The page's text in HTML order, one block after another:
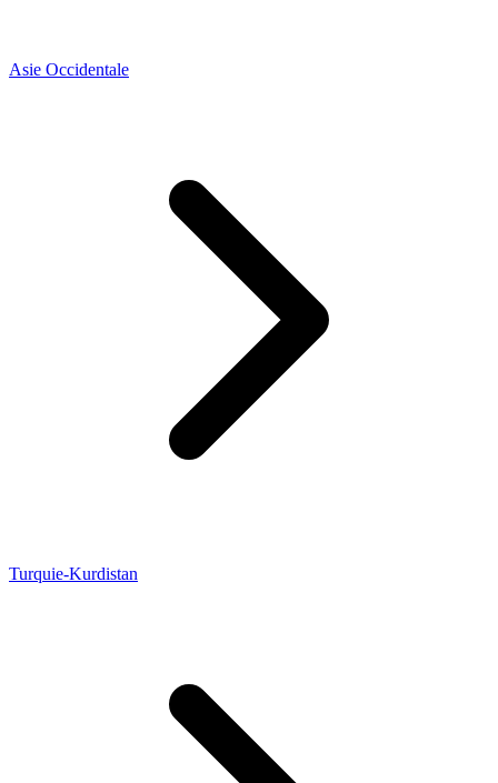
Asie Occidentale
Turquie-Kurdistan